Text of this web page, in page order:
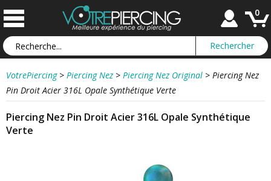
0
VotrePiercing > Piercing Nez > Piercing Nez Original > Piercing Nez
Pin Droit Acier 316L Opale Synthétique Verte
Piercing Nez Pin Droit Acier 316L Opale Synthétique
Verte